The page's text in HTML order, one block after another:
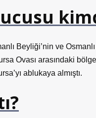
Beyliği’nin ve
Ovası arasındaki
ablukaya almıştı.